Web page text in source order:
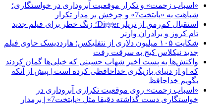
زحمت» و تکرار موقعیت آبروداری در خواستگاری؛
به «پایتخت7» و چرخش بر مدار تکرار
استقبال کم‌رمق از تریلر Digger؛ زنگ خطر برای فیلم جدید
کروز و برادران وارنر
شکایت ۱۰۵ میلیون دلاری از نتفلیکس؛ هارددیسک حاوی فیلم
نیکلاس کیج به سرقت رفت
به پست اخیر شهاب حسینی که خیلی‌ها گمان کردند
او از دنیای بازیگری خداحافظی کرده است | پیش از آنکه
خداحافظ
زحمت» روی موقعیت تکراری آبروداری در
خواستگاری دست گذاشته دقیقا مثل «پایتخت7» | برمدار